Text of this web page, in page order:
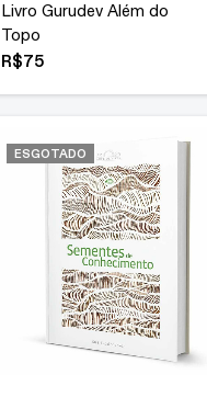
Livro Gurudev Além do
Topo
R$75
ESGOTADO